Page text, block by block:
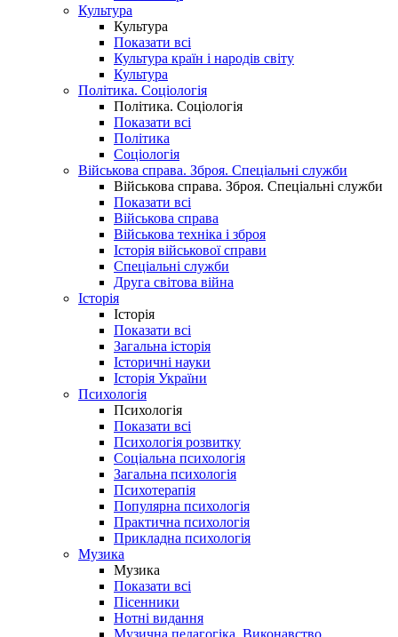
Культура
Культура
Показати всі
Культура країн і народів світу
Культура
Політика. Соціологія
Політика. Соціологія
Показати всі
Політика
Соціологія
Військова справа. Зброя. Спеціальні служби
Військова справа. Зброя. Спеціальні служби
Показати всі
Військова справа
Військова техніка і зброя
Історія військової справи
Спеціальні служби
Друга світова війна
Історія
Історія
Показати всі
Загальна історія
Історичні науки
Історія України
Психологія
Психологія
Показати всі
Психологія розвитку
Соціальна психологія
Загальна психологія
Психотерапія
Популярна психологія
Практична психологія
Прикладна психологія
Музика
Музика
Показати всі
Пісенники
Нотні видання
Музична педагогіка. Виконавство.